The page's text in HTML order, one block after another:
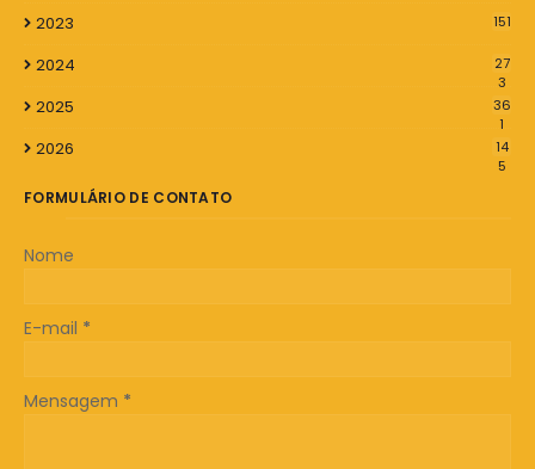
2023 151
2024
27
3
2025
36
1
2026
14
5
FORMULÁRIO DE CONTATO
Nome
E-mail *
Mensagem *